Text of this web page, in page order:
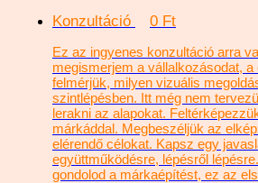
Konzultáció 0 Ft
Ez az ingyenes konzultáció arra
megismerjem a vállalkozásodat, a
felmérjük, milyen vizuális
szintlépésben. Itt még nem
lerakni az alapokat.
márkáddal. Megbeszéljük az
elérendő célokat. Kapsz egy
együttműködésre, lépésről
gondolod a márkaépítést, ez az